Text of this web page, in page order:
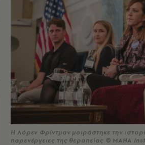
Η Λόρεν Φρίντμαν μοιράστηκε την
παρενέργειες της θεραπείας © ΜΑΗΑ